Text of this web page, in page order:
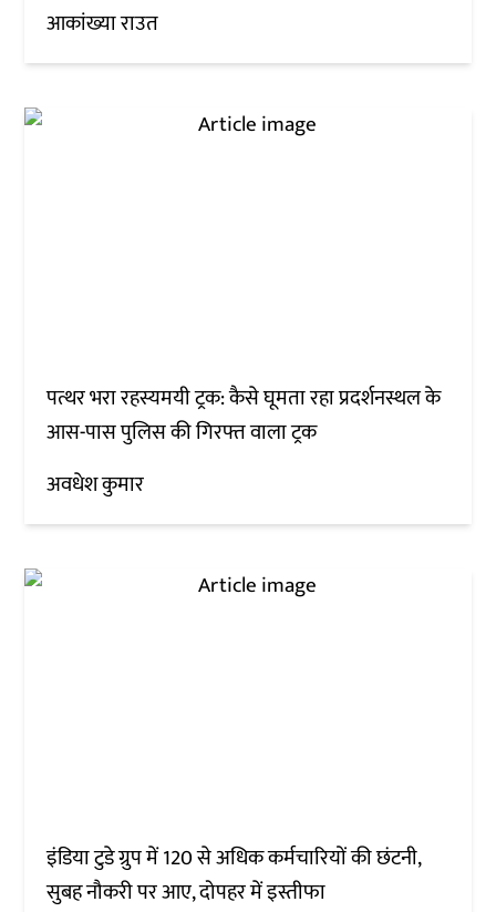
आकांख्या राउत
पत्थर भरा रहस्यमयी ट्रक: कैसे घूमता रहा प्रदर्शनस्थल के
आस-पास पुलिस की गिरफ्त वाला ट्रक
अवधेश कुमार
इंडिया टुडे ग्रुप में 120 से अधिक कर्मचारियों की छंटनी,
सुबह नौकरी पर आए, दोपहर में इस्तीफा